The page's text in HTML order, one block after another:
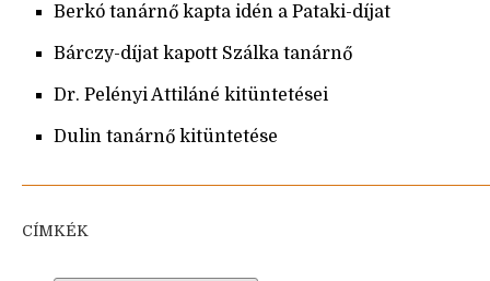
Berkó tanárnő kapta idén a Pataki-díjat
Bárczy-díjat kapott Szálka tanárnő
Dr. Pelényi Attiláné kitüntetései
Dulin tanárnő kitüntetése
CÍMKÉK